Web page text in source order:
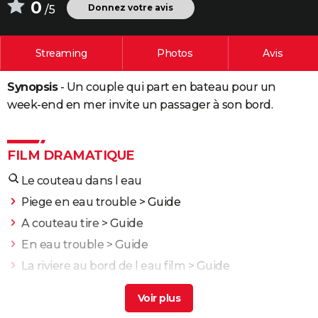
Destinations
City break
Voyage nature
Voyage de noces
Forum
Climat
+PHOTO
BONS PLANS
CARTE DE VOEUX
Dictionnaire
Biographies
Citations
Expressions
Proverbes
PROGRAMME TV
AVIS DE DÉCÈS
FORUM
Bricolage
Lifestyle
Culture
Sport
Auto
Television
Voyage
Cinema
0 /5 Donnez votre avis
Streaming Photos Avis
Synopsis- Un couple qui part en bateau pour un
week-end en mer invite un passager à son bord.
FILM DRAMATIQUE
Le couteau dans l eau
Piege en eau trouble > Guide
A couteau tire > Guide
En eau trouble > Guide
La riviere au bord de l eau film > Guide
Avatar 2 la voie de l'eau> Accueil - Film de Science-